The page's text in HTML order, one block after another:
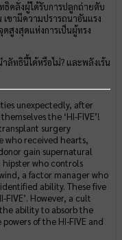
คลั่งผู้ได้รับการปลูกถ่ายตับ
ขามีความปรารถนาอันแรง
สูงสุดแห่งการเป็นผู้ทรง
ลัทธินี้ได้หรือไม่? และพลังเร้น
unexpectedly, after
the ‘HI-FIVE’!
surgery
who received hearts,
gain supernatural
who controls
a factor manager who
ability. These five
However, a cult
ability to absorb the
of the HI-FIVE and